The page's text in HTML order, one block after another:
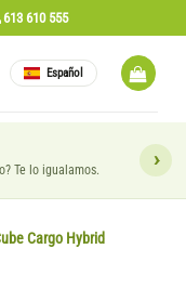
613 610 555
Español
Te lo igualamos.
Cargo Hybrid